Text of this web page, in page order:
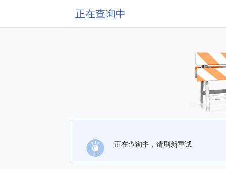
正在查询中
正在查询中，请刷新重试